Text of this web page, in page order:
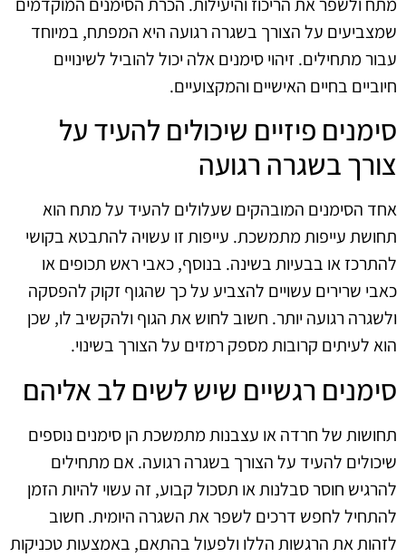
שמצביעים על הצורך בשגרה רגועה היא המפתח, במיוחד
עבור מתחילים. זיהוי סימנים אלה יכול להוביל לשינויים
חיוביים בחיים האישיים והמקצועיים.
סימנים פיזיים שיכולים להעיד על
צורך בשגרה רגועה
אחד הסימנים המובהקים שעלולים להעיד על מתח הוא
תחושת עייפות מתמשכת. עייפות זו עשויה להתבטא בקושי
להתרכז או בבעיות בשינה. בנוסף, כאבי ראש תכופים או
כאבי שרירים עשויים להצביע על כך שהגוף זקוק להפסקה
ולשגרה רגועה יותר. חשוב לחוש את הגוף ולהקשיב לו, שכן
הוא לעיתים קרובות מספק רמזים על הצורך בשינוי.
סימנים רגשיים שיש לשים לב אליהם
תחושות של חרדה או עצבנות מתמשכת הן סימנים נוספים
שיכולים להעיד על הצורך בשגרה רגועה. אם מתחילים
להרגיש חוסר סבלנות או תסכול קבוע, זה עשוי להיות הזמן
להתחיל לחפש דרכים לשפר את השגרה היומית. חשוב
לזהות את הרגשות הללו ולפעול בהתאם, באמצעות טכניקות